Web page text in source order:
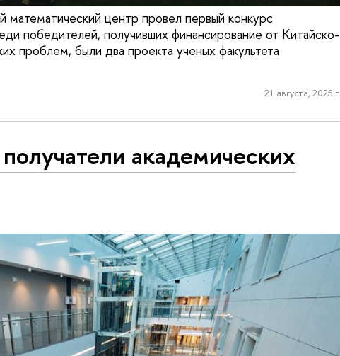
математический центр провел первый конкурс
победителей, получивших финансирование от Китайско-
проблем, были два проекта ученых факультета
21 августа, 2025 г.
академических